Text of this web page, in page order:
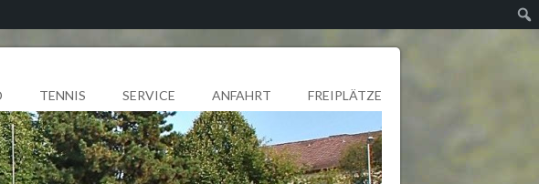
TENNIS SERVICE ANFAHRT FREIPLÄTZE